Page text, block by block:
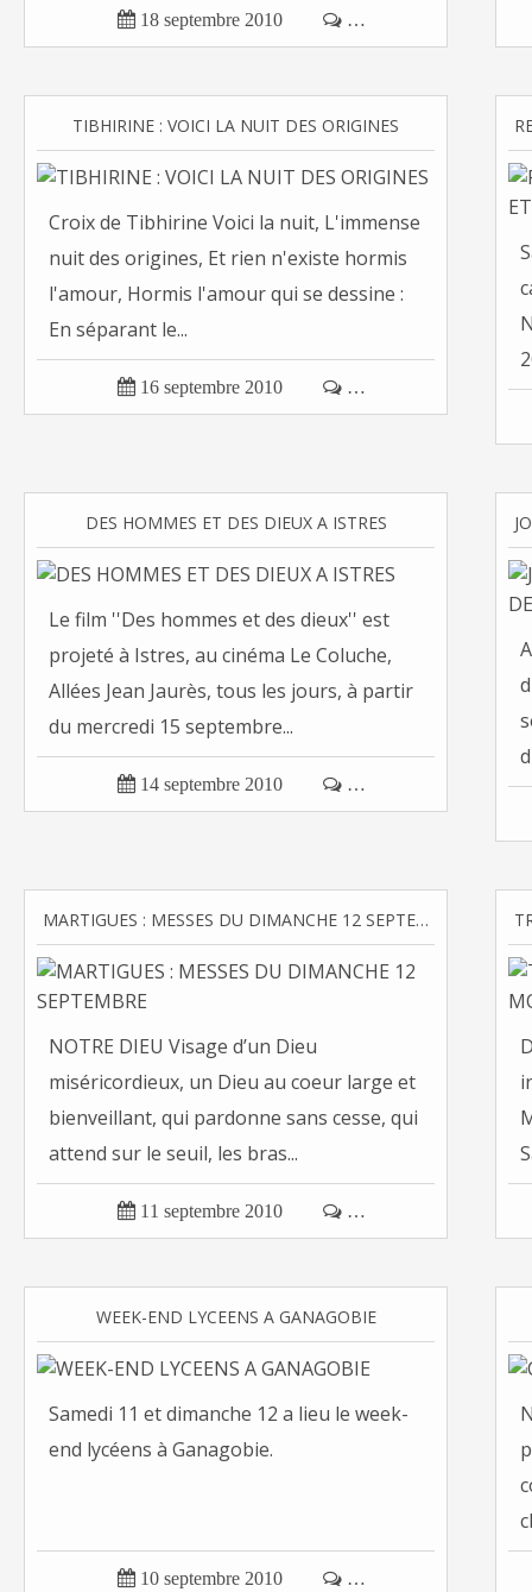
 18 septembre 2010  …
TIBHIRINE : VOICI LA NUIT DES ORIGINES
Croix de Tibhirine Voici la nuit, L'immense
nuit des origines, Et rien n'existe hormis
l'amour, Hormis l'amour qui se dessine :
En séparant le...
 16 septembre 2010  …
DES HOMMES ET DES DIEUX A ISTRES
Le film ''Des hommes et des dieux'' est
projeté à Istres, au cinéma Le Coluche,
Allées Jean Jaurès, tous les jours, à partir
du mercredi 15 septembre...
 14 septembre 2010  …
MARTIGUES : MESSES DU DIMANCHE 12 SEPTEMBRE
NOTRE DIEU Visage d’un Dieu
miséricordieux, un Dieu au coeur large et
bienveillant, qui pardonne sans cesse, qui
attend sur le seuil, les bras...
 11 septembre 2010  …
WEEK-END LYCEENS A GANAGOBIE
Samedi 11 et dimanche 12 a lieu le week-
end lycéens à Ganagobie.
 10 septembre 2010  …